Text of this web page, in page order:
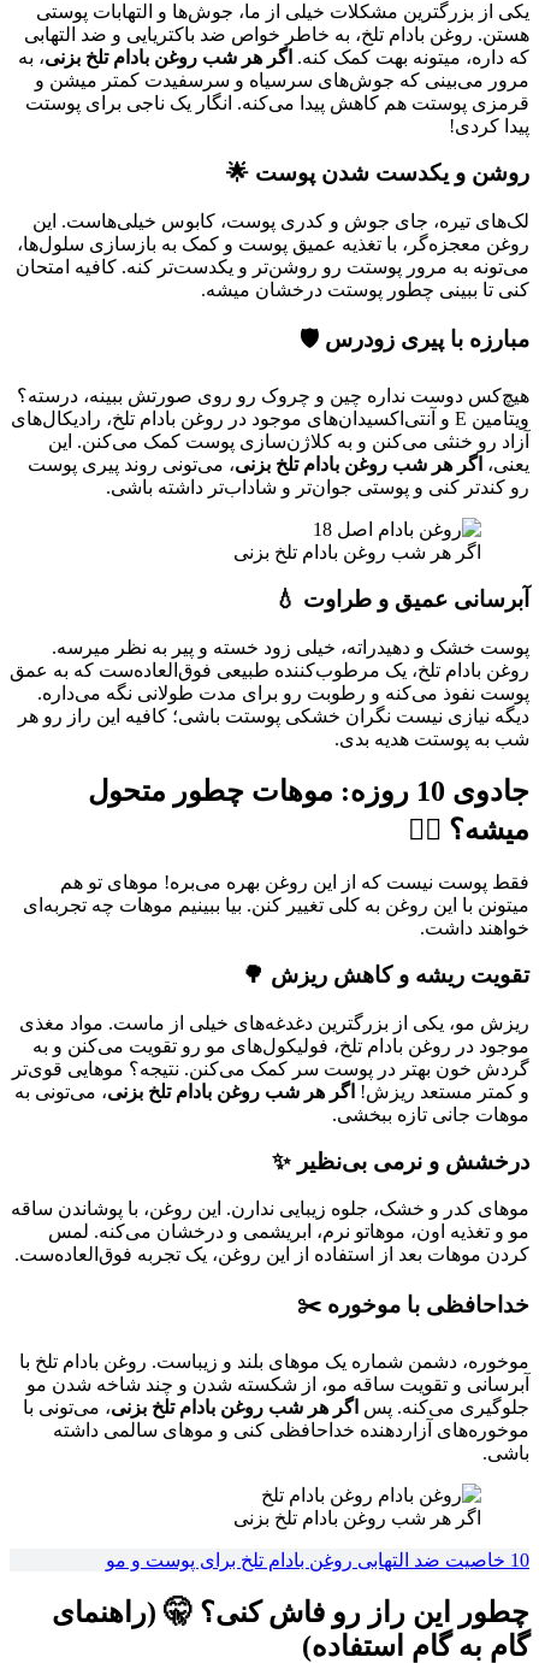
یکی از بزرگترین مشکلات خیلی از ما، جوش‌ها و التهابات پوستی
هستن. روغن بادام تلخ، به خاطر خواص ضد باکتریایی و ضد التهابی
که داره، میتونه بهت کمک کنه. اگر هر شب روغن بادام تلخ بزنی، به
مرور می‌بینی که جوش‌های سرسیاه و سرسفیدت کمتر میشن و
قرمزی پوستت هم کاهش پیدا می‌کنه. انگار یک ناجی برای پوستت
پیدا کردی!
روشن و یکدست شدن پوست 🌟
لک‌های تیره، جای جوش و کدری پوست، کابوس خیلی‌هاست. این
روغن معجزه‌گر، با تغذیه عمیق پوست و کمک به بازسازی سلول‌ها،
می‌تونه به مرور پوستت رو روشن‌تر و یکدست‌تر کنه. کافیه امتحان
کنی تا ببینی چطور پوستت درخشان میشه.
مبارزه با پیری زودرس 🛡️
هیچ‌کس دوست نداره چین و چروک رو روی صورتش ببینه، درسته؟
ویتامین E و آنتی‌اکسیدان‌های موجود در روغن بادام تلخ، رادیکال‌های
آزاد رو خنثی می‌کنن و به کلاژن‌سازی پوست کمک می‌کنن. این
یعنی، اگر هر شب روغن بادام تلخ بزنی، می‌تونی روند پیری پوست
رو کندتر کنی و پوستی جوان‌تر و شاداب‌تر داشته باشی.
اگر هر شب روغن بادام تلخ بزنی
آبرسانی عمیق و طراوت 💧
پوست خشک و دهیدراته، خیلی زود خسته و پیر به نظر میرسه.
روغن بادام تلخ، یک مرطوب‌کننده طبیعی فوق‌العاده‌ست که به عمق
پوست نفوذ می‌کنه و رطوبت رو برای مدت طولانی نگه می‌داره.
دیگه نیازی نیست نگران خشکی پوستت باشی؛ کافیه این راز رو هر
شب به پوستت هدیه بدی.
جادوی 10 روزه: موهات چطور متحول
میشه؟ 💇‍♀️
فقط پوست نیست که از این روغن بهره می‌بره! موهای تو هم
میتونن با این روغن به کلی تغییر کنن. بیا ببینیم موهات چه تجربه‌ای
خواهند داشت.
تقویت ریشه و کاهش ریزش 🌳
ریزش مو، یکی از بزرگترین دغدغه‌های خیلی از ماست. مواد مغذی
موجود در روغن بادام تلخ، فولیکول‌های مو رو تقویت می‌کنن و به
گردش خون بهتر در پوست سر کمک می‌کنن. نتیجه؟ موهایی قوی‌تر
و کمتر مستعد ریزش! اگر هر شب روغن بادام تلخ بزنی، می‌تونی به
موهات جانی تازه ببخشی.
درخشش و نرمی بی‌نظیر ✨
موهای کدر و خشک، جلوه زیبایی ندارن. این روغن، با پوشاندن ساقه
مو و تغذیه اون، موهاتو نرم، ابریشمی و درخشان می‌کنه. لمس
کردن موهات بعد از استفاده از این روغن، یک تجربه فوق‌العاده‌ست.
خداحافظی با موخوره ✂️
موخوره، دشمن شماره یک موهای بلند و زیباست. روغن بادام تلخ با
آبرسانی و تقویت ساقه مو، از شکسته شدن و چند شاخه شدن مو
جلوگیری می‌کنه. پس اگر هر شب روغن بادام تلخ بزنی، می‌تونی با
موخوره‌های آزاردهنده خداحافظی کنی و موهای سالمی داشته
باشی.
اگر هر شب روغن بادام تلخ بزنی
10 خاصیت ضد التهابی روغن بادام تلخ برای پوست و مو
چطور این راز رو فاش کنی؟ 🤫 (راهنمای
گام به گام استفاده)